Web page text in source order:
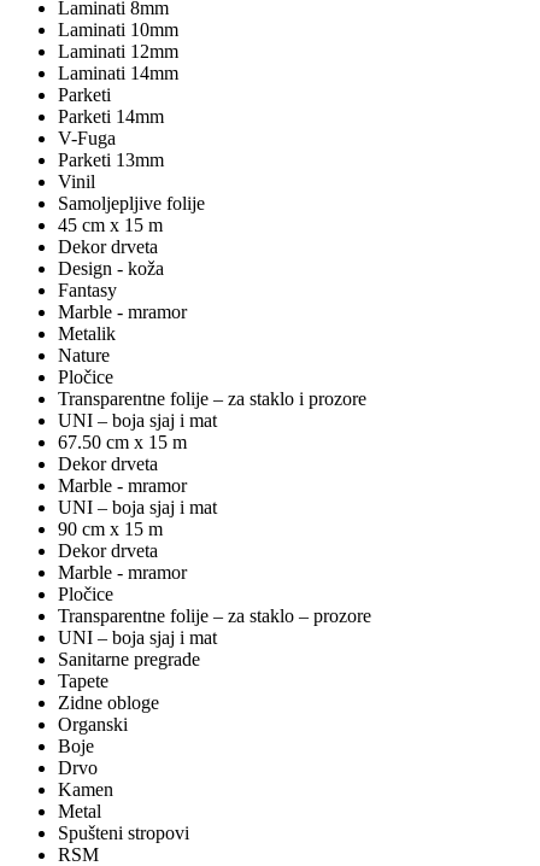
Laminati 8mm
Laminati 10mm
Laminati 12mm
Laminati 14mm
Parketi
Parketi 14mm
V-Fuga
Parketi 13mm
Vinil
Samoljepljive folije
45 cm x 15 m
Dekor drveta
Design - koža
Fantasy
Marble - mramor
Metalik
Nature
Pločice
Transparentne folije – za staklo i prozore
UNI – boja sjaj i mat
67.50 cm x 15 m
Dekor drveta
Marble - mramor
UNI – boja sjaj i mat
90 cm x 15 m
Dekor drveta
Marble - mramor
Pločice
Transparentne folije – za staklo – prozore
UNI – boja sjaj i mat
Sanitarne pregrade
Tapete
Zidne obloge
Organski
Boje
Drvo
Kamen
Metal
Spušteni stropovi
RSM